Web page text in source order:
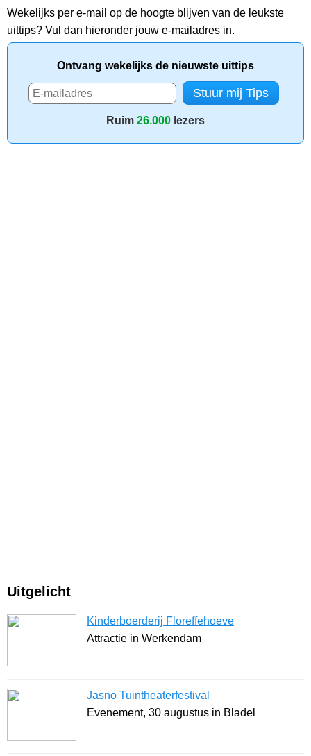
Wekelijks per e-mail op de hoogte blijven van de leukste
uittips? Vul dan hieronder jouw e-mailadres in.
Ontvang wekelijks de nieuwste uittips
Ruim 26.000 lezers
Uitgelicht
Kinderboerderij Floreffehoeve
Attractie in Werkendam
Jasno Tuintheaterfestival
Evenement, 30 augustus in Bladel